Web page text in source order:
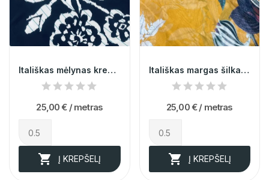
Itališkas mėlynas krepinis šilkas (likutis 2m)
25,00 € / metras
 Į KREPŠELĮ
Itališkas margas šilkas (likutis 1,6m)
25,00 € / metras
 Į KREPŠELĮ